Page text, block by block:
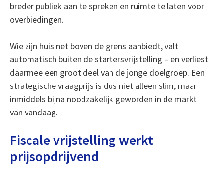
breder publiek aan te spreken en ruimte te laten voor
overbiedingen.
Wie zijn huis net boven de grens aanbiedt, valt
automatisch buiten de startersvrijstelling – en verliest
daarmee een groot deel van de jonge doelgroep. Een
strategische vraagprijs is dus niet alleen slim, maar
inmiddels bijna noodzakelijk geworden in de markt
van vandaag.
Fiscale vrijstelling werkt
prijsopdrijvend